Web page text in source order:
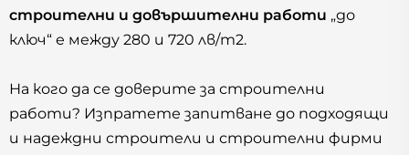
строителни и довършителни работи „до
ключ“ е между 280 и 720 лв/m2.
На кого да се доверите за строителни
работи? Изпратете запитване до подходящи
и надеждни строители и строителни фирми